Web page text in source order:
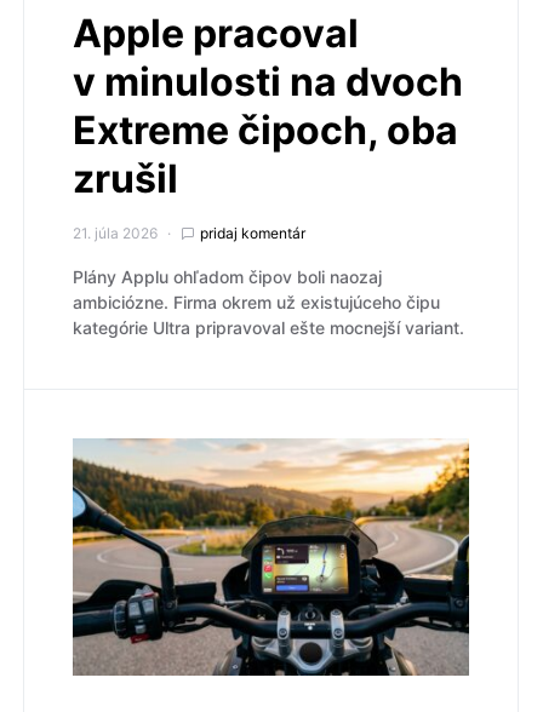
Apple pracoval
v minulosti na dvoch
Extreme čipoch, oba
zrušil
21. júla 2026 pridaj komentár
Plány Applu ohľadom čipov boli naozaj
ambiciózne. Firma okrem už existujúceho čipu
kategórie Ultra pripravoval ešte mocnejší variant.